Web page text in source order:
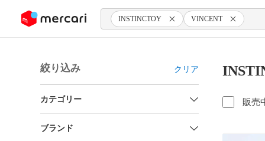
ツにスキップ INSTINCTOY VINCENT
絞り込み クリア
カテゴリー
ブランド
販売